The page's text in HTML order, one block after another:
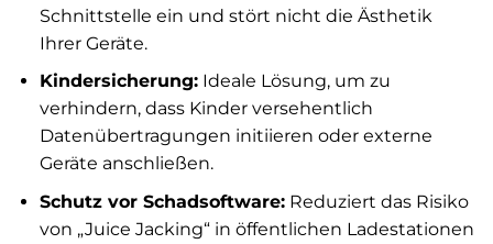
Schnittstelle ein und stört nicht die Ästhetik
Ihrer Geräte.
Kindersicherung:Ideale Lösung, um zu
verhindern, dass Kinder versehentlich
Datenübertragungen initiieren oder externe
Geräte anschließen.
Schutz vor Schadsoftware:Reduziert das Risiko
von „Juice Jacking“ in öffentlichen Ladestationen